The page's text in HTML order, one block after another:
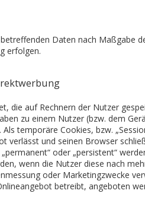
Daten nach Maßgabe
erfolgen.
die auf Rechnern der Nutzer
zu einem Nutzer (bzw. dem
temporäre Cookies, bzw.
verlässt und seinen Browser
oder „persistent“
wenn die Nutzer diese nach
oder Marketingzwecke
betreibt, angeboten